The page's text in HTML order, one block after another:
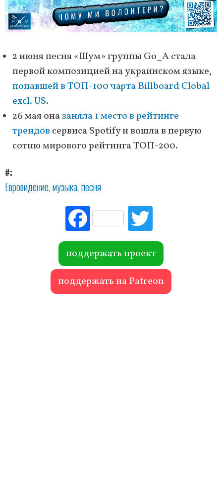
2 июня песня «Шум» группы Go_A стала
первой композицией на украинском языке,
попавшей в ТОП-100 чарта Billboard Clobal
excl. US.
26 мая оназаняла 1 место в рейтинге
трендов сервиса Spotify и вошла в первую
сотню мирового рейтинга ТОП-200.
#
Евровидение музыка песня
Fac
ebo
ok r
поддержать проект
поддержать на Patreon